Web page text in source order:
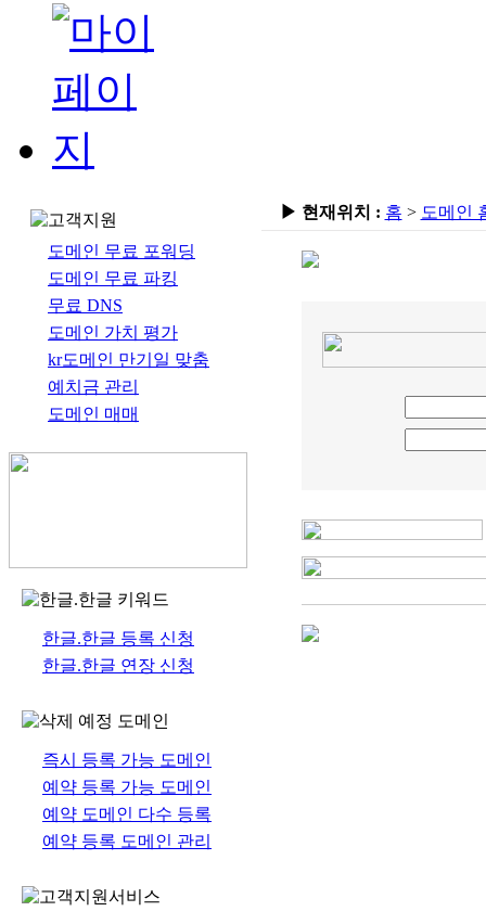
도메인 무료 포워딩
도메인 무료 파킹
무료 DNS
도메인 가치 평가
kr도메인 만기일 맞춤
예치금 관리
도메인 매매
한글.한글 등록 신청
한글.한글 연장 신청
즉시 등록 가능 도메인
예약 등록 가능 도메인
예약 도메인 다수 등록
예약 등록 도메인 관리
▶ 현재위치 : 홈 > 도메인